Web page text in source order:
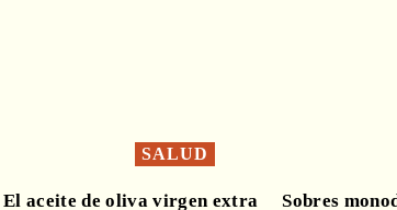
SALUD
El aceite de oliva virgen extra
Sobres